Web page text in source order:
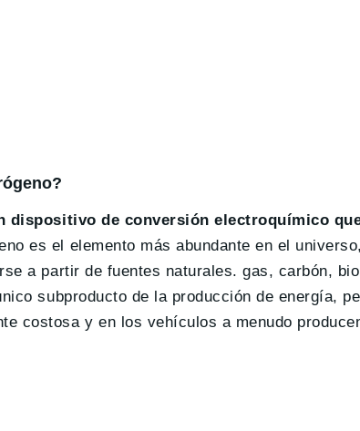
dispositivo de conversión electroquímico
es el elemento más abundante en el
a partir de fuentes naturales. gas, carbón,
subproducto de la producción de energía,
costosa y en los vehículos a menudo